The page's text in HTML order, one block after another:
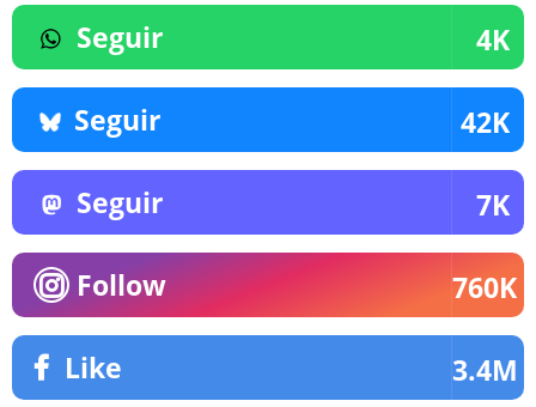
Seguir 4K
Seguir 42K
Seguir 7K
Follow 760K
Like 3.4M